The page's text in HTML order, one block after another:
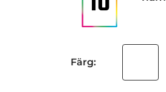
Färg: